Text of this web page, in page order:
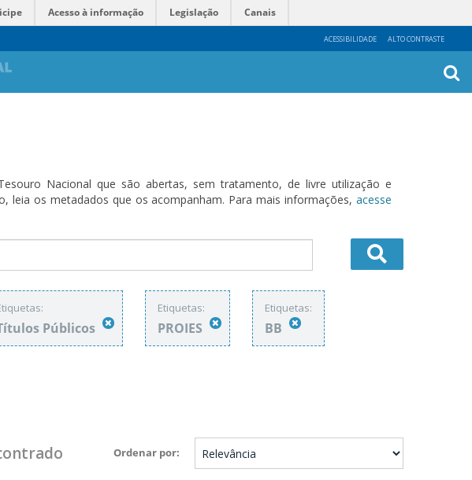
ACESSIBILIDADE ALTO CONTRASTE
Acesso à informação Legislação Canais
Nacional que são abertas, sem tratamento, de livre utilização e
leia os metadados que os acompanham. Para mais informações, acesse
Públicos
Etiquetas:
PROIES
Etiquetas:
BB
Ordenar por